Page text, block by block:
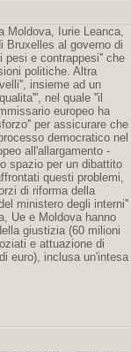
Moldova, Iurie Leanca,
Bruxelles al governo di
pesi e contrappesi'' che
politiche. Altra
insieme ad un
nel quale ''il
europeo ha
per assicurare che
democratico nel
all'allargamento -
spazio per un dibattito
questi problemi,
di riforma della
ministero degli interni''
Ue e Moldova hanno
giustizia (60 milioni
e attuazione di
euro), inclusa un'intesa